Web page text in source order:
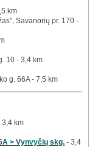
km
Savanorių pr. 170 -
10 - 3,4 km
g. 66A - 7,5 km
3,4 km
> Vynvyčių skg. - 3,4